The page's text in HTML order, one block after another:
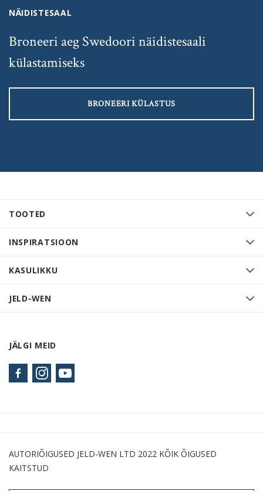
TOOTED
INSPIRATSIOON
KASULIKKU
JELD-WEN
JÄLGI MEID
NÄIDISTESAAL
Broneeri aeg Swedoori näidistesaali
külastamiseks
BRONEERI KÜLASTUS
AUTORIÕIGUSED JELD-WEN LTD 2022 KÕIK ÕIGUSED
KAITSTUD